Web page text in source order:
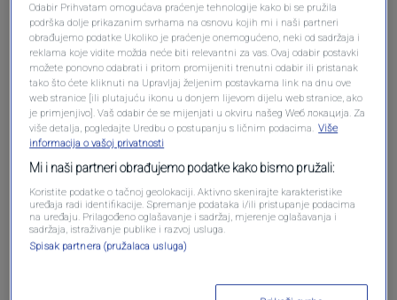
Oglas
Odabir Prihvatam omogućava praćenje tehnologije kako bi se pružila
podrška dolje prikazanim svrhama na osnovu kojih mi i naši partneri
obrađujemo podatke Ukoliko je praćenje onemogućeno, neki od sadržaja i
reklama koje vidite možda neće biti relevantni za vas. Ovaj odabir postavki
možete ponovno odabrati i pritom promijeniti trenutni odabir ili pristanak
tako što ćete kliknuti na Upravljaj željenim postavkama link na dnu ove
web stranice [ili plutajuću ikonu u donjem lijevom dijelu web stranice, ako
je primjenjivo]. Vaš odabir će se mijenjati u okviru našeg Wеб локација. Za
više detalja, pogledajte Uredbu o postupanju s ličnim podacima. Više
informacija o vašoj privatnosti
Mi i naši partneri obrađujemo podatke kako bismo pružali:
Koristite podatke o tačnoj geolokaciji. Aktivno skenirajte karakteristike
uređaja radi identifikacije. Spremanje podataka i/ili pristupanje podacima
na uređaju. Prilagođeno oglašavanje i sadržaj, mjerenje oglašavanja i
sadržaja, istraživanje publike i razvoj usluga.
Spisak partnera (pružalaca usluga)